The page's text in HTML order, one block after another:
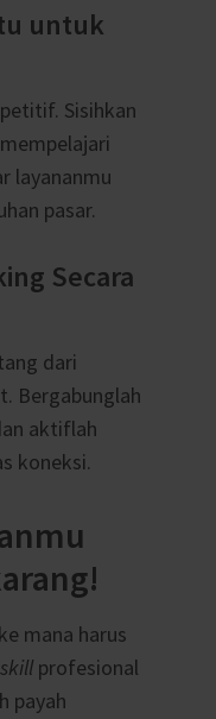
untuk
Sisihkan
layananmu
pasar.
Secara
dari
Bergabunglah
aktiflah
koneksi.
mana harus
skillprofesional
payah